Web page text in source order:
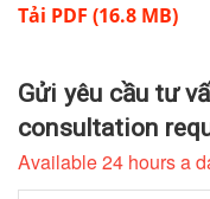
Tải PDF (16.8 MB)
Gửi yêu cầu tư
consultation
Available 24 hours a